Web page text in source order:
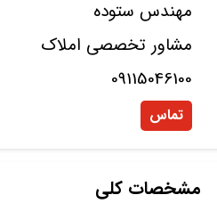
مهندس ستوده
مشاور تخصصی املاک
09115046100
تماس
مشخصات کلی